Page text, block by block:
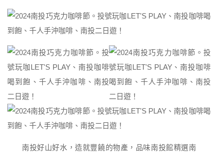
南投好山好水，造就豐饒的物產，品味南投館精選南